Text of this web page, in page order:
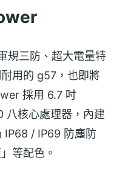
規三防、超大電量特
用的 g57，也即將
採用 6.7 吋
八核心處理器，內建
IP68 / IP69 防塵防
等配色。